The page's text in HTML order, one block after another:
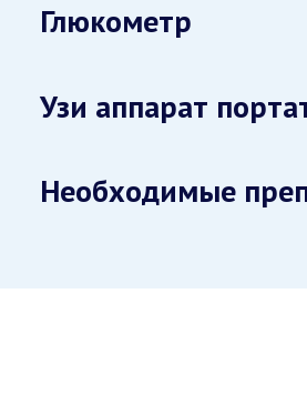
Глюкометр
Узи аппарат
Необходимые